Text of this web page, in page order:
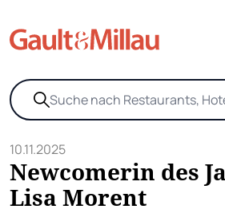
10.11.2025
Newcomerin des
Lisa Morent